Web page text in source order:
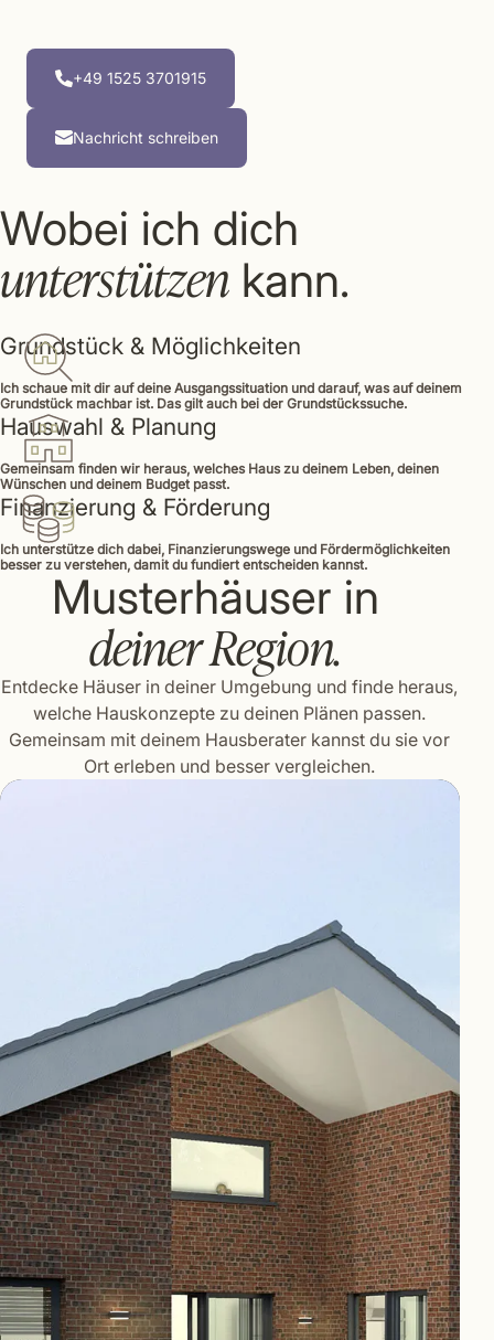
+49 1525 3701915
Nachricht schreiben
Wobei ich dich
unterstützen kann.
Grundstück & Möglichkeiten
Ich schaue mit dir auf deine Ausgangssituation und darauf, was auf deinem
Grundstück machbar ist. Das gilt auch bei der Grundstückssuche.
Hauswahl & Planung
Gemeinsam finden wir heraus, welches Haus zu deinem Leben, deinen
Wünschen und deinem Budget passt.
Finanzierung & Förderung
Ich unterstütze dich dabei, Finanzierungswege und Fördermöglichkeiten
besser zu verstehen, damit du fundiert entscheiden kannst.
Musterhäuser in
deiner Region.
Entdecke Häuser in deiner Umgebung und finde heraus,
welche Hauskonzepte zu deinen Plänen passen.
Gemeinsam mit deinem Hausberater kannst du sie vor
Ort erleben und besser vergleichen.